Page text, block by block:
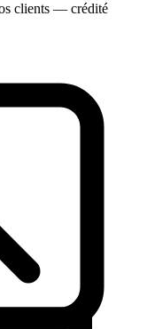
clients — crédité